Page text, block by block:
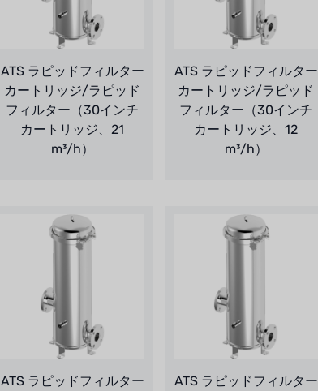
ATS ラピッドフィルター
カートリッジ/ラピッド
フィルター（30インチ
カートリッジ、21
m³/h）
ATS ラピッドフィルター
カートリッジ/ラピッド
フィルター（30インチ
カートリッジ、12
m³/h）
ATS ラピッドフィルター
ATS ラピッドフィルター